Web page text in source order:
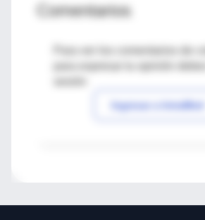
Comentarios
Para ver los comentarios de
Ingresar a IntraMed